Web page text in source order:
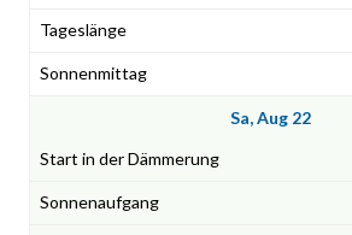
Sa, Aug 22